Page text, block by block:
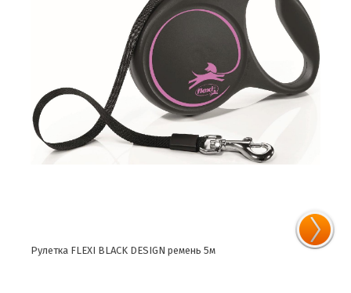
Рулетка FLEXI BLACK DESIGN ремень 5м